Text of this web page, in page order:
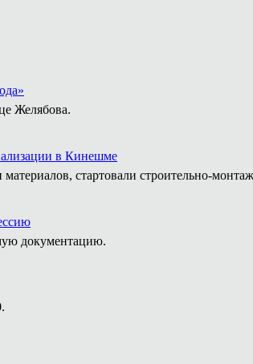
Желябова.
в Кинешме
стартовали строительно-
документацию.